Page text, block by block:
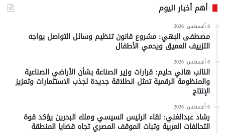
أهم أخبار اليوم
8 أغسطس، 2026
مصطفى البهي: مشروع قانون تنظيم وسائل التواصل يواجه
التزييف العميق ويحمي الأطفال
8 أغسطس، 2026
النائب هاني حليم: قرارات وزير الصناعة بشأن الأراضي الصناعية
والمنظومة الرقمية تمثل انطلاقة جديدة لجذب الاستثمارات وتعزيز
الإنتاج
6 أغسطس، 2026
رشاد عبدالغني: لقاء الرئيس السيسي وملك البحرين يؤكد قوة
التحالفات العربية وثبات الموقف المصري تجاه قضايا المنطقة